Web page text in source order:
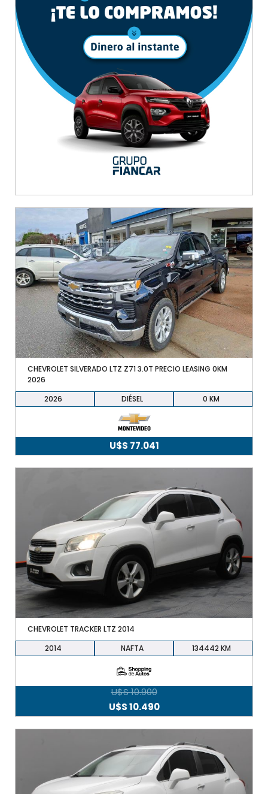
CHEVROLET SILVERADO LTZ Z71 3.0T PRECIO LEASING 0KM
2026
2026
DIÉSEL 0
U$S 77.041
CHEVROLET TRACKER LTZ 2014
2014
NAFTA 134442
U$S10.900
El
era:
U$S
U$S10.490El
actual
es:
U$S